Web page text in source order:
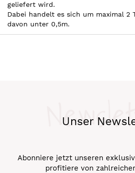
geliefert wird.
Dabei handelt es sich um maximal 2
davon unter 0,5m.
Unser
Abonniere jetzt unseren
profitiere von